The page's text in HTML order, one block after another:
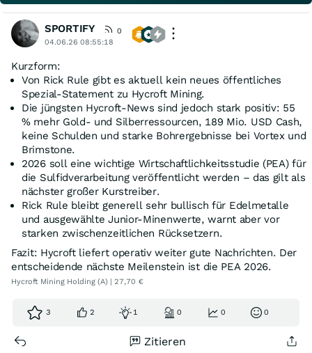
SPORTIFY
0
04.06.26 08:55:18
Kurzform:
Von Rick Rule gibt es aktuell kein neues öffentliches
Spezial-Statement zu Hycroft Mining.
Die jüngsten Hycroft-News sind jedoch stark positiv: 55
% mehr Gold- und Silberressourcen, 189 Mio. USD Cash,
keine Schulden und starke Bohrergebnisse bei Vortex und
Brimstone.
2026 soll eine wichtige Wirtschaftlichkeitsstudie (PEA) für
die Sulfidverarbeitung veröffentlicht werden – das gilt als
nächster großer Kurstreiber.
Rick Rule bleibt generell sehr bullisch für Edelmetalle
und ausgewählte Junior-Minenwerte, warnt aber vor
starken zwischenzeitlichen Rücksetzern.
Fazit: Hycroft liefert operativ weiter gute Nachrichten. Der
entscheidende nächste Meilenstein ist die PEA 2026.
Hycroft Mining Holding (A) | 27,70 €
3 2 1 0 0 0
Zitieren